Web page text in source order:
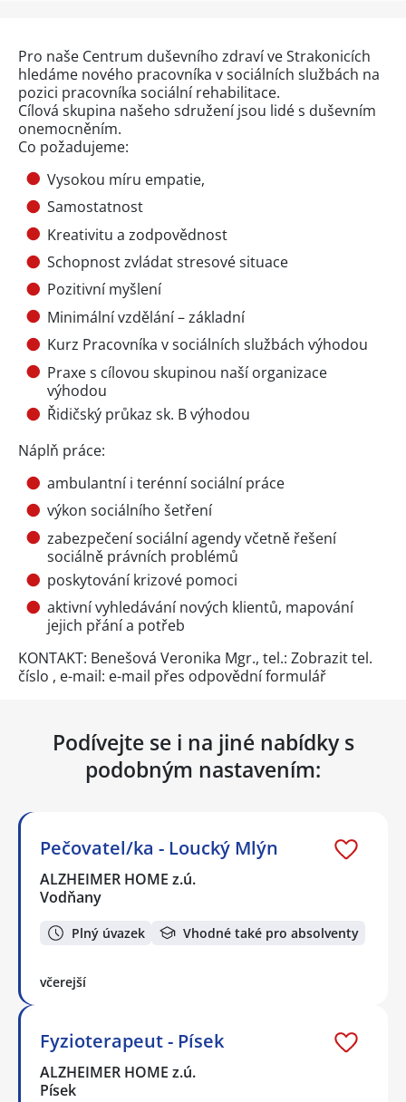
Pro naše Centrum duševního zdraví ve Strakonicích
hledáme nového pracovníka v sociálních službách na
pozici pracovníka sociální rehabilitace.
Cílová skupina našeho sdružení jsou lidé s duševním
onemocněním.
Co požadujeme:
Vysokou míru empatie,
Samostatnost
Kreativitu a zodpovědnost
Schopnost zvládat stresové situace
Pozitivní myšlení
Minimální vzdělání – základní
Kurz Pracovníka v sociálních službách výhodou
Praxe s cílovou skupinou naší organizace
výhodou
Řidičský průkaz sk. B výhodou
Náplň práce:
ambulantní i terénní sociální práce
výkon sociálního šetření
zabezpečení sociální agendy včetně řešení
sociálně právních problémů
poskytování krizové pomoci
aktivní vyhledávání nových klientů, mapování
jejich přání a potřeb
KONTAKT: Benešová Veronika Mgr., tel.: Zobrazit tel.
číslo , e-mail: e-mail přes odpovědní formulář
Podívejte se i na jiné nabídky s
podobným nastavením:
Pečovatel/ka - Loucký Mlýn
ALZHEIMER HOME z.ú.
Vodňany
Plný úvazek Vhodné také pro absolventy
včerejší
Fyzioterapeut - Písek
ALZHEIMER HOME z.ú.
Písek